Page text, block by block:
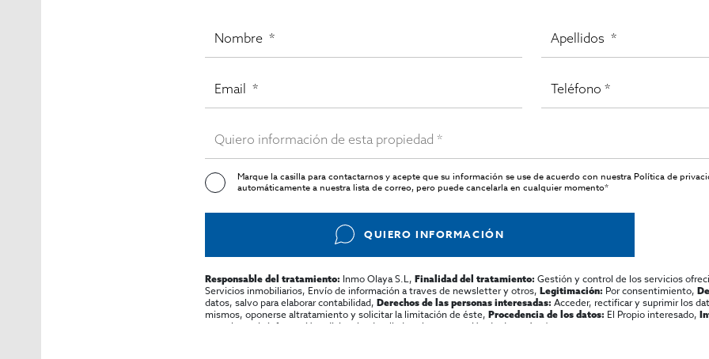
Marque la casilla para contactarnos y acepte que su información se use de acuerdo con nuestraPolítica de
automáticamente a nuestra lista de correo, pero puede cancelarla en cualquier momento*
QUIERO INFORMACIÓN
Responsable del tratamiento: Inmo Olaya S.L, Finalidad del tratamiento: Gestión y control de los servicios
Servicios inmobiliarios, Envío de información a traves de newsletter y otros, Legitimación: Por consentimiento,
datos, salvo para elaborar contabilidad, Derechos de las personas interesadas: Acceder, rectificar y suprimir los
mismos, oponerse altratamiento y solicitar la limitación de éste, Procedencia de los datos: El Propio interesado,
consultarse la información adicional y detallada sobre protección de datos Aquí.